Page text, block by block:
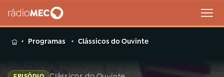
MENUProgramas Clássicos do Ouvinte